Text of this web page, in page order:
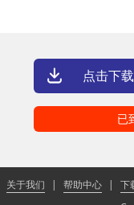
点击下
已
关于我们 | 帮助中心 |
下